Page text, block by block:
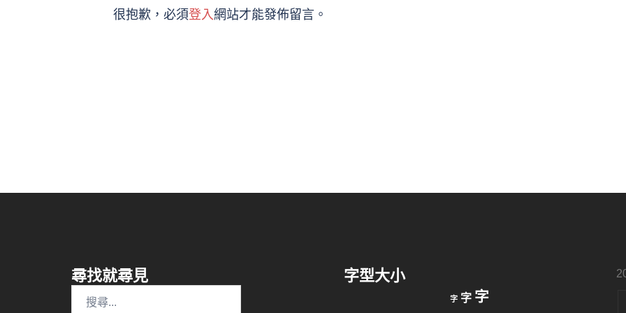
很抱歉，必須登入網站才能發佈留言。
尋找就尋見 字型大小
字 小
字重字放